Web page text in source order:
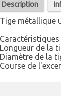
Description
Tige métallique
Caractéristiques
Longueur de la
Diamètre de la
Course de